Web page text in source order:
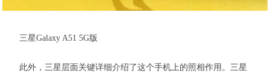
三星Galaxy A51 5G版
此外，三星层面关键详细介绍了这个手机上的照相作用。三星